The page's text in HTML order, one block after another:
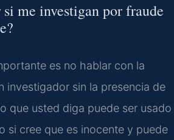
si me investigan por fraude
es no hablar con la
investigador sin la presencia de
que usted diga puede ser usado
si cree que es inocente y puede